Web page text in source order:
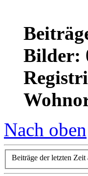
Bilder:
Nach oben
Beiträge der letzten Zeit